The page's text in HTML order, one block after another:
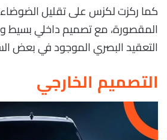
كما ركزت لكزس على تقليل الضوضاء
المقصورة، مع تصميم داخلي بسيط
التعقيد البصري الموجود في بعض
التصميم الخارجي